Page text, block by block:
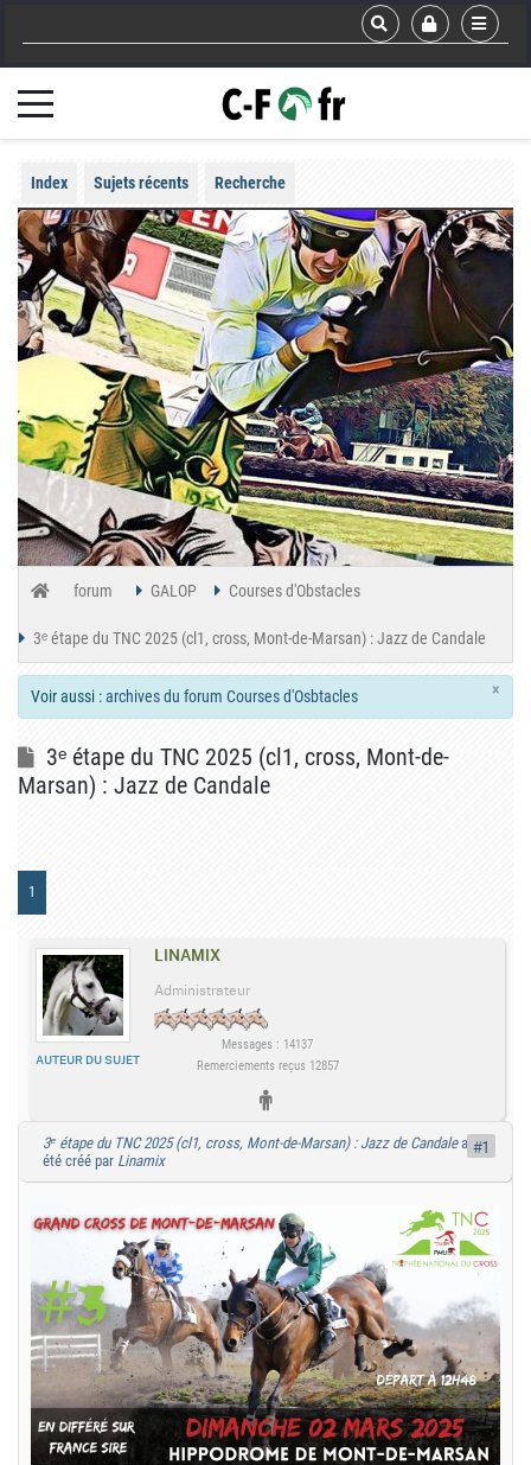
Index Sujets récents Recherche
forum GALOP Courses d'Obstacles
3ᵉ étape du TNC 2025 (cl1, cross, Mont-de-Marsan) : Jazz de Candale
×
Voir aussi :archives du forum Courses d'Osbtacles
3ᵉ étape du TNC 2025 (cl1, cross, Mont-de-
Marsan) : Jazz de Candale
1
LINAMIX
AUTEUR DU SUJET
Administrateur
Messages : 14137
Remerciements reçus 12857
3ᵉ étape du TNC 2025 (cl1, cross, Mont-de-Marsan) : Jazz de Candalea
été créé par Linamix
#1